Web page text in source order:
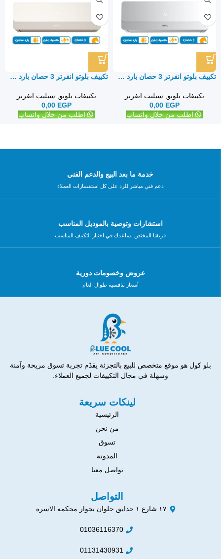
تكييف بلوتو انفرتر 3 حصان بارد ساخن – سبليت
تكييفات بلوتو
سبليت انفرتر
0,00 EGP
اطلب من خلال واتساب
تكييف بلوتو انفرتر 3 حصان بارد ساخن – سبليت
تكييفات بلوتو
سبليت انفرتر
0,00 EGP
اطلب من خلال واتساب
خدمة ما بعد البيع والدعم الفني
دعم فني مباشر للرد على كل استفسارات العملاء
استشارات وتوصية بالموديل المناسب
فريقنا المختص يساعدك في اختيار التكييف المناسب
عروض وخصومات دورية
أسعار تنافسية طوال العام
بلو كول هو موقع متخصص للبيع بالتجزئة يقدّم تجربة تسوق مريحة وآمنة
وسهلة في مجال التكييفات لجميع العملاء.
لينكات سريعة
الرئيسية
من نحن
تسوق
المدونة
تواصل معنا
التواصل
١٧ شارع ١ حدايق حلوان بجوار محكمه الاسره
01036116370
01131430931